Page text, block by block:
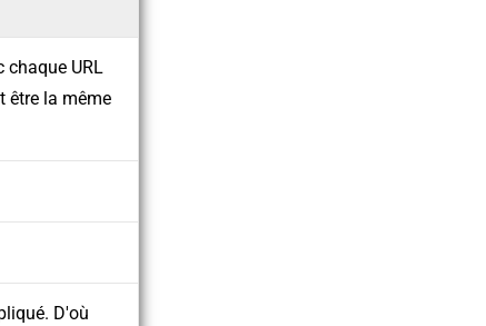
chaque URL
être la même
D'où